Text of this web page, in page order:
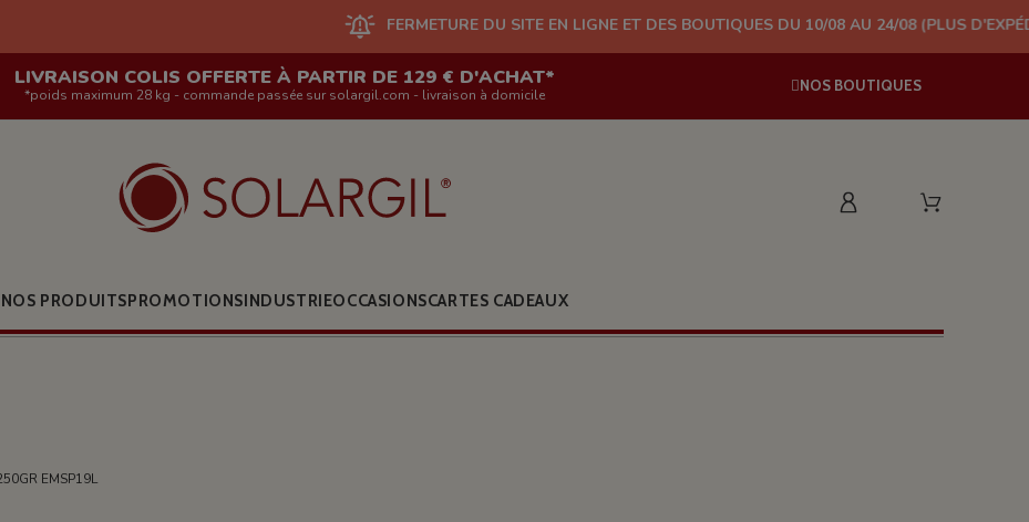
FERMETURE DU SITE EN LIGNE ET DES BOUTIQUES DU 10/08 AU 24/08 (PLUS D'EXPÉDITION À
LIVRAISON COLIS OFFERTE À PARTIR DE 129 € D'ACHAT*
*poids maximum 28 kg - commande passée sur solargil.com - livraison à domicile
NOS BOUTIQUES
NOS PRODUITSPROMOTIONSINDUSTRIEOCCASIONSCARTES CADEAUX
EMSP19L